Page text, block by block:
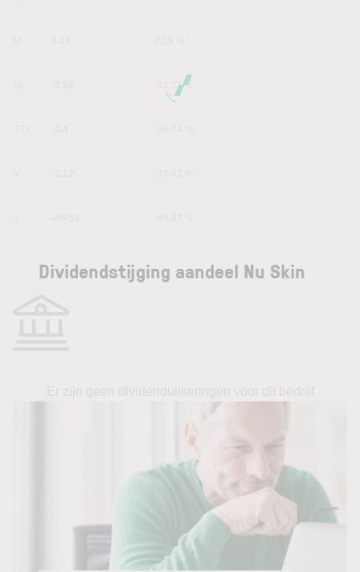
-51.71 %
Dividendstijging aandeel Nu Skin